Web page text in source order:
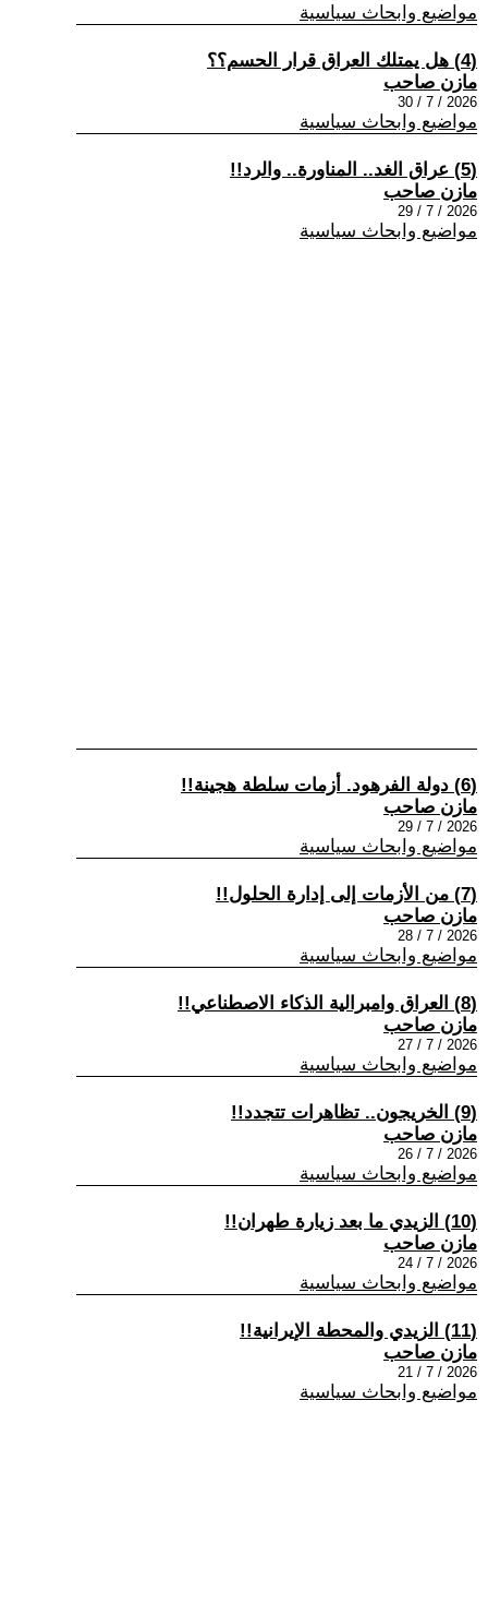
مواضيع وابحاث سياسية
(4) هل يمتلك العراق قرار الحسم؟؟
مازن صاحب
2026 / 7 / 30
مواضيع وابحاث سياسية
(5) عراق الغد.. المناورة.. والرد!!
مازن صاحب
2026 / 7 / 29
مواضيع وابحاث سياسية
(6) دولة الفرهود. أزمات سلطة هجينة!!
مازن صاحب
2026 / 7 / 29
مواضيع وابحاث سياسية
(7) من الأزمات إلى إدارة الحلول!!
مازن صاحب
2026 / 7 / 28
مواضيع وابحاث سياسية
(8) العراق وامبرالية الذكاء الاصطناعي!!
مازن صاحب
2026 / 7 / 27
مواضيع وابحاث سياسية
(9) الخريجون.. تظاهرات تتجدد!!
مازن صاحب
2026 / 7 / 26
مواضيع وابحاث سياسية
(10) الزيدي ما بعد زيارة طهران!!
مازن صاحب
2026 / 7 / 24
مواضيع وابحاث سياسية
(11) الزيدي والمحطة الإيرانية!!
مازن صاحب
2026 / 7 / 21
مواضيع وابحاث سياسية